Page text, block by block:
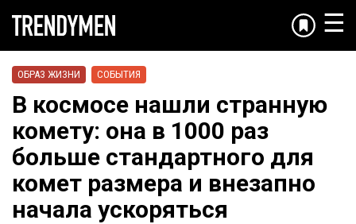
☰
ОБРАЗ ЖИЗНИ СОБЫТИЯ
В космосе нашли странную
комету: она в 1000 раз
больше стандартного для
комет размера и внезапно
начала ускоряться